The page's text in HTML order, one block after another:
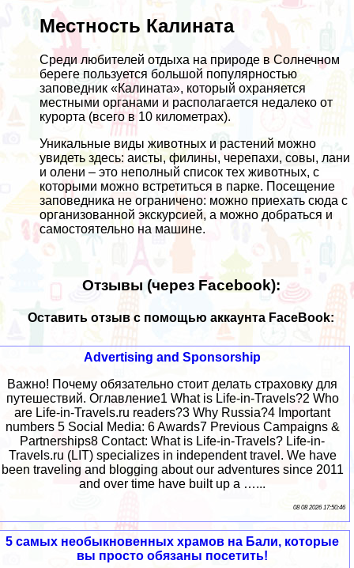
Местность Калината
Среди любителей отдыха на природе в Солнечном
береге пользуется большой популярностью
заповедник «Калината», который охраняется
местными органами и располагается недалеко от
курорта (всего в 10 километрах).
Уникальные виды животных и растений можно
увидеть здесь: аисты, филины, черепахи, совы, лани
и олени – это неполный список тех животных, с
которыми можно встретиться в парке. Посещение
заповедника не ограничено: можно приехать сюда с
организованной экскурсией, а можно добраться и
самостоятельно на машине.
Отзывы (через Facebook):
Оставить отзыв с помощью аккаунта FaceBook:
Advertising and Sponsorship
Важно! Почему обязательно стоит делать страховку для
путешествий. Оглавление1 What is Life-in-Travels?2 Who
are Life-in-Travels.ru readers?3 Why Russia?4 Important
numbers 5 Social Media: 6 Awards7 Previous Campaigns &
Partnerships8 Contact: What is Life-in-Travels? Life-in-
Travels.ru (LIT) specializes in independent travel. We have
been traveling and blogging about our adventures since 2011
and over time have built up a …...
08 08 2026 17:50:46
5 самых необыкновенных храмов на Бали, которые
вы просто обязаны посетить!